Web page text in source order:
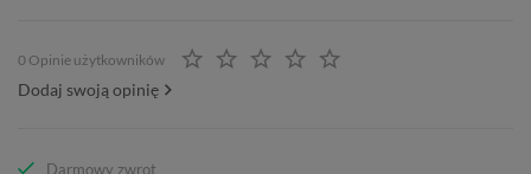
0 Opinie użytkowników
Dodaj swoją opinię
Darmowy zwrot